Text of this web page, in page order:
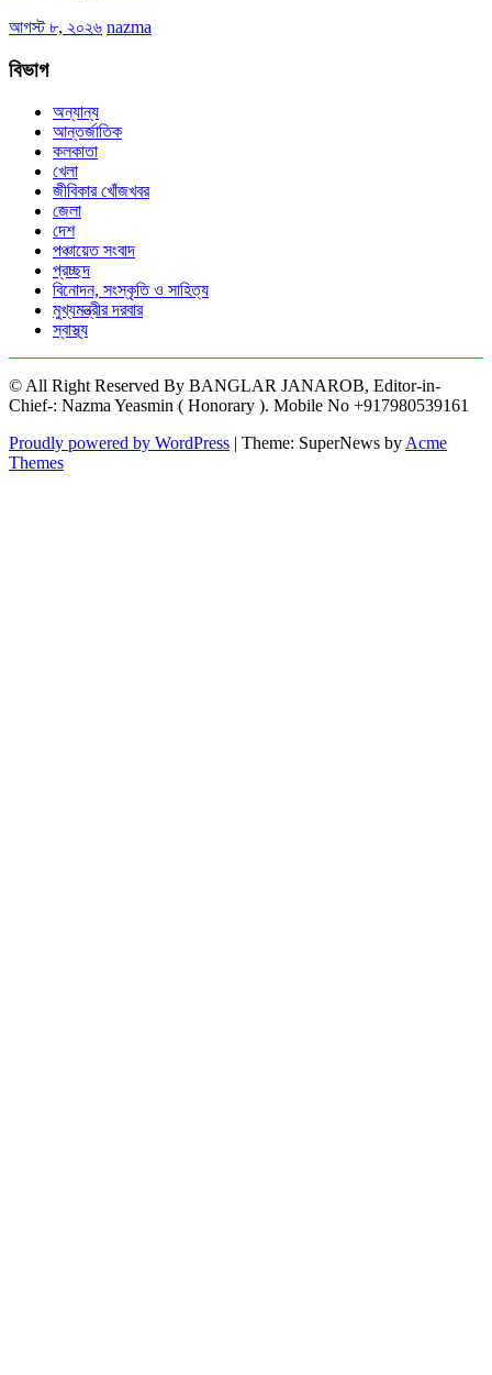
আগস্ট ৮, ২০২৬ nazma
বিভাগ
অন্যান্য
আন্তর্জাতিক
কলকাতা
খেলা
জীবিকার খোঁজখবর
জেলা
দেশ
পঞ্চায়েত সংবাদ
প্রচ্ছদ
বিনোদন, সংস্কৃতি ও সাহিত্য
মুখ্যমন্ত্রীর দরবার
স্বাস্থ্য
© All Right Reserved By BANGLAR JANAROB, Editor-in-
Chief-: Nazma Yeasmin ( Honorary ). Mobile No +917980539161
Proudly powered by WordPress | Theme: SuperNews by Acme
Themes